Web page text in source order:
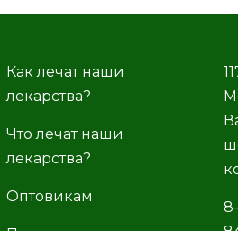
Как лечат наши
лекарства?
Что лечат наши
лекарства?
Оптовикам